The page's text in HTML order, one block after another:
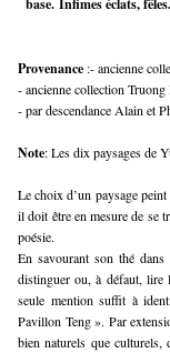
base. Infimes éclats, fêles.
Provenance :- ancienne
- ancienne collection
- par descendance Alain et
Note: Les dix paysages de
Le choix d’un paysage
il doit être en mesure de se
poésie.
En savourant son thé
distinguer ou, à défaut,
seule mention suffit à
Pavillon Teng ». Par
bien naturels que culturels,